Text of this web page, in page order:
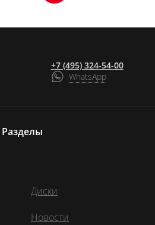
+7 (495) 324-54-00
WhatsApp
Разделы
Диски
Новости